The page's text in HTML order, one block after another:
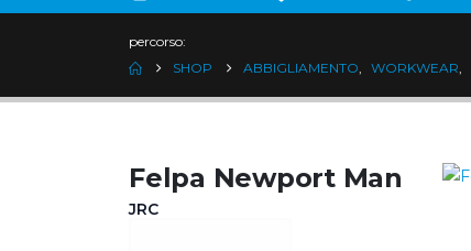
percorso:
SHOP
ABBIGLIAMENTO, WORKWEAR,
Felpa Newport Man
JRC